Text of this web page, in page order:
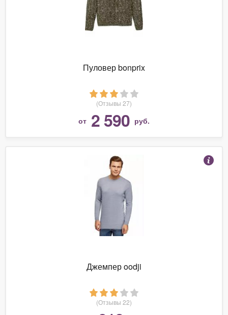
Пуловер bonprix
(Отзывы 27)
от 2 590 руб.
Джемпер oodji
(Отзывы 22)